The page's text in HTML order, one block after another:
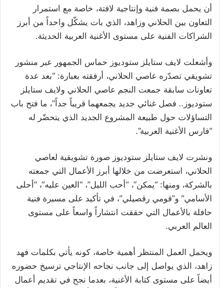
أن يحمل بصمة فنية وإنتاجية لافتة، خاصة مع استمرار
التعاون بين الحلاني وزاهد، الذي بات يشكّل واحداً من أبرز
الشراكات الفنية على مستوى الأغنية العربية الحديثة.
وأشعلت لايف ستايلز ستوديوز حماس الجمهور عبر منشور
تشويقي تصدّره عاصي الحلاني، أرفقته بعبارة: “بعد عدة
تعاونات سابقة جمعت النجم عاصي الحلاني ولايف ستايلز
ستوديوز.. فصل غنائي جديد يجمعهما قريباً جداً”، ما فتح باب
التساؤلات حول طبيعة المشروع الجديد الذي يتحضّر له
“فارس الأغنية العربية”.
ونشرت لايف ستايلز ستوديوز صورة تشويقية لعاصي
الحلاني، استعرضت من خلالها أبرز الأعمال التي جمعته
بالشركة، ومنها: “يمكن”، “أحب الليل”، “العين عليه”، “أحلى
الأسامي” و”قومي رقصيلي”، في تأكيد على مسيرة فنية
حافلة بالأعمال التي حققت انتشاراً واسعاً على مستوى
العالم العربي.
ويحمل العمل المنتظر أهمية خاصة، كونه يأتي بكلمات فهد
زاهد، الذي يواصل إلى جانب نجاحه الإنتاجي ترسيخ حضوره
أيضاً على مستوى كتابة الأغنية، بعدما نجح في تقديم أعمال